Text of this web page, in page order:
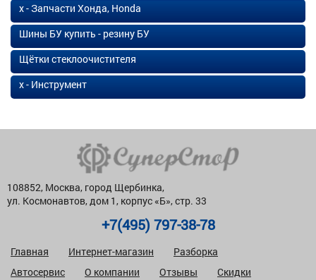
х - Запчасти Хонда, Honda
Шины БУ купить - резину БУ
Щётки стеклоочистителя
х - Инструмент
108852, Москва, город Щербинка,
ул. Космонавтов, дом 1, корпус «Б», стр. 33
+7(495) 797-38-78
Главная Интернет-магазин
Разборка
Автосервис
О компании Отзывы
Скидки